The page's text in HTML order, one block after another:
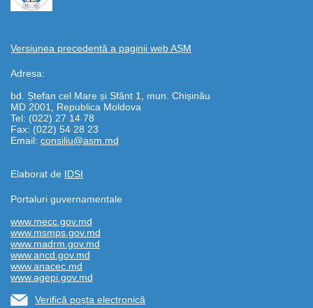
Versiunea precedentă a paginii web AȘM
Adresa:
bd. Ștefan cel Mare și Sfânt 1, mun. Chișinău
MD 2001, Republica Moldova
Tel: (022) 27 14 78
Fax: (022) 54 28 23
Email: consiliu@asm.md
Elaborat de IDSI
Portaluri guvernamentale
www.mecc.gov.md
www.msmps.gov.md
www.madrm.gov.md
www.ancd.gov.md
www.anacec.md
www.agepi.gov.md
Verifică poșta electronică